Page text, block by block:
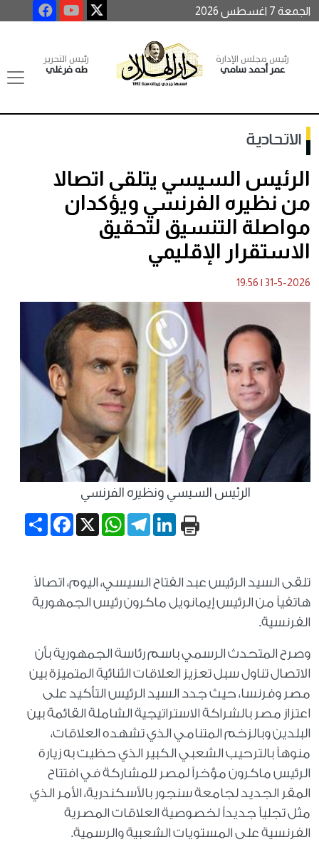
الجمعة 7 اغسطس 2026
رئيس مجلس الإدارة
عمر أحمد سامي
رئيس التحرير
طه فرغلي
الاتحادية
الرئيس السيسي يتلقى اتصالا
من نظيره الفرنسي ويؤكدان
مواصلة التنسيق لتحقيق
الاستقرار الإقليمي
31-5-2026
|
19:56
الرئيس السيسي ونظيره الفرنسي
Share
Facebook X
WhatsApp
TelegramLinkedIn
تلقى السيد الرئيس عبد الفتاح السيسي، اليوم، اتصالاً
هاتفياً من الرئيس إيمانويل ماكرون رئيس الجمهورية
الفرنسية.
وصرح المتحدث الرسمي باسم رئاسة الجمهورية بأن
الاتصال تناول سبل تعزيز العلاقات الثنائية المتميزة بين
مصر وفرنسا، حيث جدد السيد الرئيس التأكيد على
اعتزاز مصر بالشراكة الاستراتيجية الشاملة القائمة بين
البلدين وبالزخم المتنامي الذي تشهده العلاقات،
منوهاً بالترحيب الشعبي الكبير الذي حظيت به زيارة
الرئيس ماكرون مؤخراً لمصر للمشاركة في افتتاح
المقر الجديد لجامعة سنجور بالأسكندرية، الأمر الذي
مثل تجلياً جديداً لخصوصية العلاقات المصرية
الفرنسية على المستويات الشعبية والرسمية.